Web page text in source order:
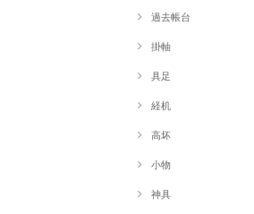
過去帳台
掛軸
具足
経机
高坏
小物
神具